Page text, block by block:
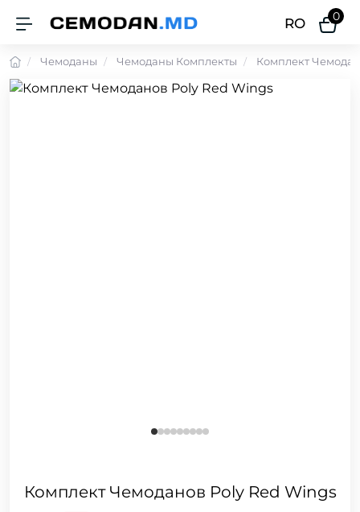
RO 0
Чемоданы Чемоданы Комплекты Комплект
Комплект Чемоданов Poly Red Wings